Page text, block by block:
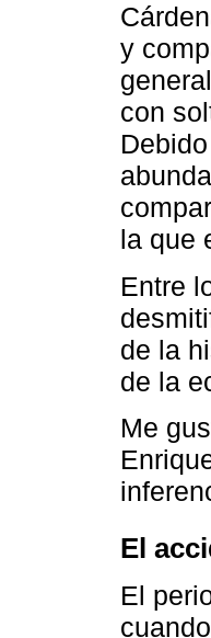
y
con
la que
Entre
de la
de la
Me
El
El